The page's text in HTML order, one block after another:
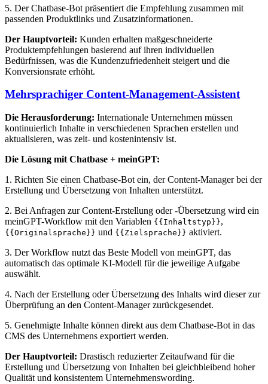
5. Der Chatbase-Bot präsentiert die Empfehlung zusammen mit
passenden Produktlinks und Zusatzinformationen.
Der Hauptvorteil: Kunden erhalten maßgeschneiderte
Produktempfehlungen basierend auf ihren individuellen
Bedürfnissen, was die Kundenzufriedenheit steigert und die
Konversionsrate erhöht.
Mehrsprachiger Content-Management-Assistent
Die Herausforderung: Internationale Unternehmen müssen
kontinuierlich Inhalte in verschiedenen Sprachen erstellen und
aktualisieren, was zeit- und kostenintensiv ist.
Die Lösung mit Chatbase + meinGPT:
1. Richten Sie einen Chatbase-Bot ein, der Content-Manager bei der
Erstellung und Übersetzung von Inhalten unterstützt.
2. Bei Anfragen zur Content-Erstellung oder -Übersetzung wird ein
meinGPT-Workflow mit den Variablen {{Inhaltstyp}},
{{Originalsprache}} und {{Zielsprache}} aktiviert.
3. Der Workflow nutzt das Beste Modell von meinGPT, das
automatisch das optimale KI-Modell für die jeweilige Aufgabe
auswählt.
4. Nach der Erstellung oder Übersetzung des Inhalts wird dieser zur
Überprüfung an den Content-Manager zurückgesendet.
5. Genehmigte Inhalte können direkt aus dem Chatbase-Bot in das
CMS des Unternehmens exportiert werden.
Der Hauptvorteil: Drastisch reduzierter Zeitaufwand für die
Erstellung und Übersetzung von Inhalten bei gleichbleibend hoher
Qualität und konsistentem Unternehmenswording.